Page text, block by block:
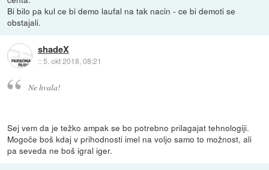
Bi bilo pa kul ce bi demo laufal na tak nacin - ce bi demoti se
obstajali.
shadeX
::5. okt 2018, 08:21
Ne hvala!
Sej vem da je težko ampak se bo potrebno prilagajat tehnologiji.
Mogoče boš kdaj v prihodnosti imel na voljo samo to možnost, ali
pa seveda ne boš igral iger.